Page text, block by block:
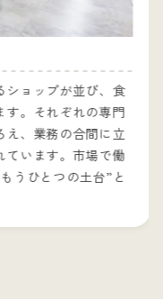
ョップが並び、食
。それぞれの専門
え、業務の合間に立
ています。市場で働
うひとつの土台”と